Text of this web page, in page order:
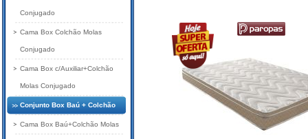
Conjugado
Cama Box Colchão Molas
Conjugado
Cama Box c/Auxiliar+Colchão
Molas Conjugado
Conjunto Box Baú + Colchão
Cama Box Baú+Colchão Molas